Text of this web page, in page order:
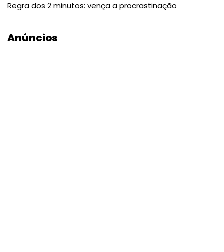
Regra dos 2 minutos: vença a procrastinação
Anúncios